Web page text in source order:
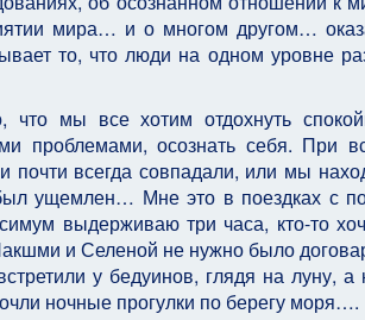
мира… и о многом другом…
то, что люди на одном уровне
что мы все хотим отдохнуть
проблемами, осознать себя.
почти всегда совпадали, или мы
ущемлен… Мне это в поездках с
выдерживаю три часа, кто-то
и Селеной не нужно было
у бедуинов, глядя на луну,
ночные прогулки по берегу моря….